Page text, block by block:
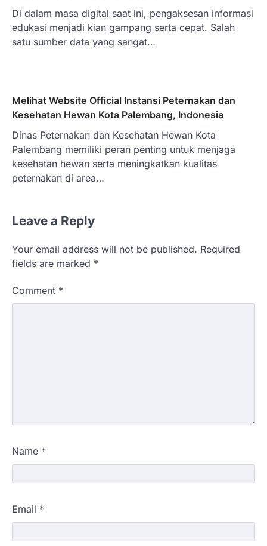
Di dalam masa digital saat ini, pengaksesan informasi
edukasi menjadi kian gampang serta cepat. Salah
satu sumber data yang sangat…
Melihat Website Official Instansi Peternakan dan
Kesehatan Hewan Kota Palembang, Indonesia
Dinas Peternakan dan Kesehatan Hewan Kota
Palembang memiliki peran penting untuk menjaga
kesehatan hewan serta meningkatkan kualitas
peternakan di area…
Leave a Reply
Your email address will not be published. Required
fields are marked *
Comment *
Name *
Email *